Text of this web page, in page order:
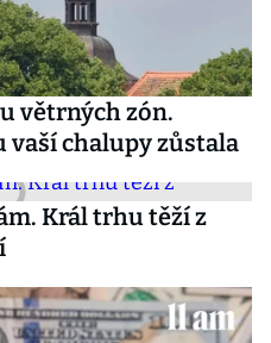
větrných zón.
vaší chalupy zůstala
Král trhu těží z